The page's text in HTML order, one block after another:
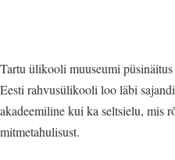
Tartu ülikooli muuseumi
Eesti rahvusülikooli loo läbi
akadeemiline kui ka seltsielu, mis
mitmetahulisust.